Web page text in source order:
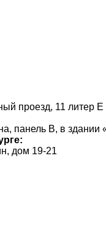
проезд, 11 литер Е
панель В, в
дом 19-21